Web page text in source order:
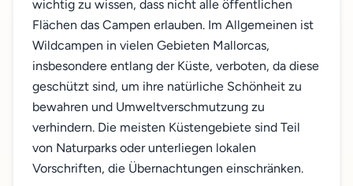
wichtig zu wissen, dass nicht alle öffentlichen
Flächen das Campen erlauben. Im Allgemeinen ist
Wildcampen in vielen Gebieten Mallorcas,
insbesondere entlang der Küste, verboten, da diese
geschützt sind, um ihre natürliche Schönheit zu
bewahren und Umweltverschmutzung zu
verhindern. Die meisten Küstengebiete sind Teil
von Naturparks oder unterliegen lokalen
Vorschriften, die Übernachtungen einschränken.